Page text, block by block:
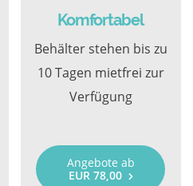
Komfortabel
Behälter stehen bis zu
10 Tagen mietfrei zur
Verfügung
Angebote ab
EUR 78,00